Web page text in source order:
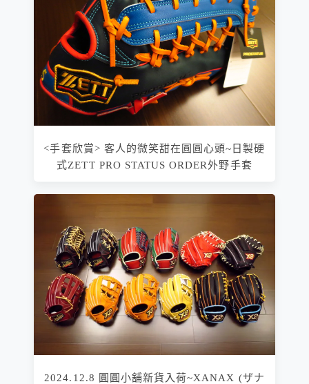
<手套欣賞> 客人的微笑甜在圓圓心頭~日製硬
式ZETT PRO STATUS ORDER外野手套
2024.12.8 圓圓小舖新貨入荷~XANAX (ザナ